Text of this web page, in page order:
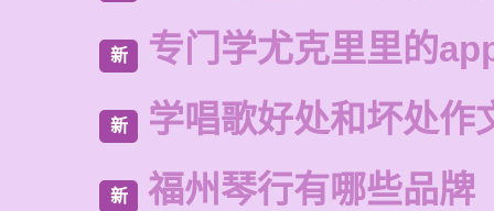
新 专门学尤克里里的
新 学唱歌好处和坏处作
新 福州琴行有哪些品牌